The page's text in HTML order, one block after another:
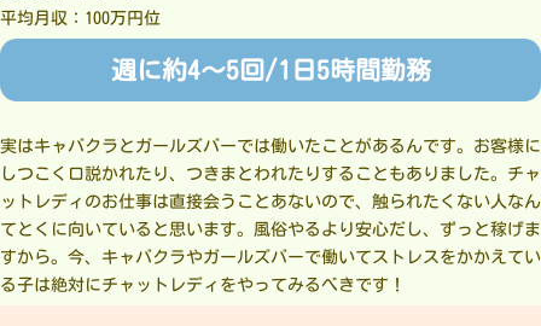
平均月収：100万円位
週に約4～5回/1日5時間勤務
実はキャバクラとガールズバーでは働いたことがあるんです。お客様に
しつこく口説かれたり、つきまとわれたりすることもありました。チャ
ットレディのお仕事は直接会うことあないので、触られたくない人なん
てとくに向いていると思います。風俗やるより安心だし、ずっと稼げま
すから。今、キャバクラやガールズバーで働いてストレスをかかえてい
る子は絶対にチャットレディをやってみるべきです！